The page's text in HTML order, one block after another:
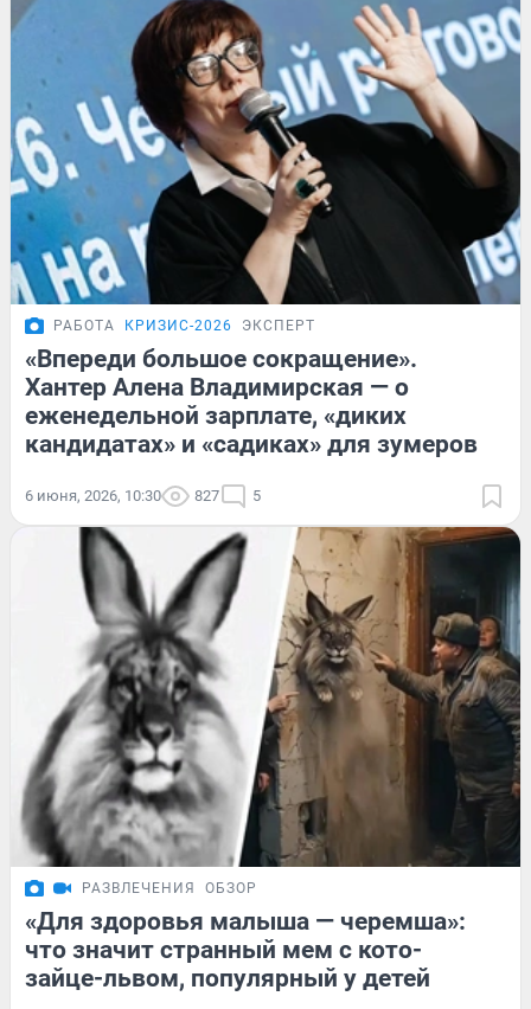
РАБОТА КРИЗИС-2026 ЭКСПЕРТ
«Впереди большое сокращение».
Хантер Алена Владимирская — о
еженедельной зарплате, «диких
кандидатах» и «садиках» для зумеров
6 июня, 2026, 10:30 827 5
РАЗВЛЕЧЕНИЯ ОБЗОР
«Для здоровья малыша — черемша»:
что значит странный мем с кото-
зайце-львом, популярный у детей